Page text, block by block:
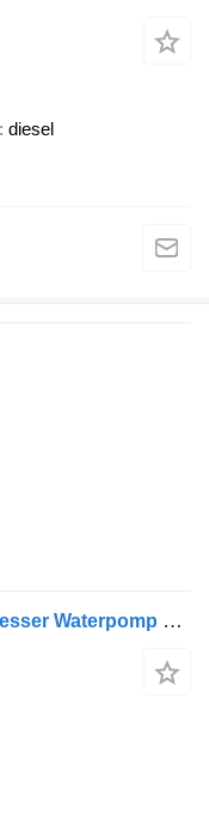
diesel
IVECO 8361 SRI 10.00 Ingersoll Dresser Waterpomp as New ! 430 m3 / h 9